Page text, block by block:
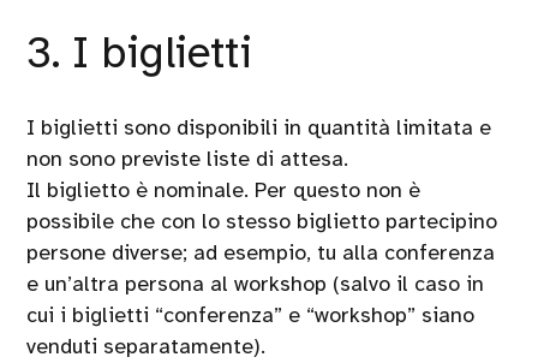
3. I biglietti
I biglietti sono disponibili in quantità limitata e
non sono previste liste di attesa.
Il biglietto è nominale. Per questo non è
possibile che con lo stesso biglietto partecipino
persone diverse; ad esempio, tu alla conferenza
e un’altra persona al workshop (salvo il caso in
cui i biglietti “conferenza” e “workshop” siano
venduti separatamente).